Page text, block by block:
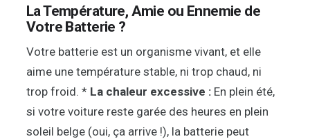
La Température, Amie ou Ennemie de
Votre Batterie ?
Votre batterie est un organisme vivant, et elle
aime une température stable, ni trop chaud, ni
trop froid. * La chaleur excessive : En plein été,
si votre voiture reste garée des heures en plein
soleil belge (oui, ça arrive !), la batterie peut